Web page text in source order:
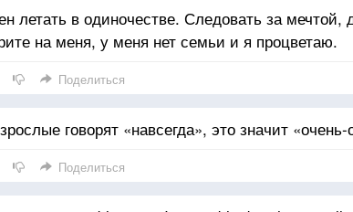
летать в одиночестве. Следовать за мечтой,
на меня, у меня нет семьи и я процветаю.
Поделиться
говорят «навсегда», это значит
Поделиться